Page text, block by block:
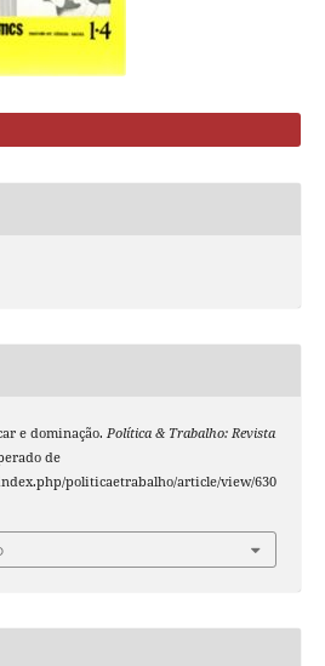
e dominação. Política & Trabalho: Revista
de
politicaetrabalho/article/view/630